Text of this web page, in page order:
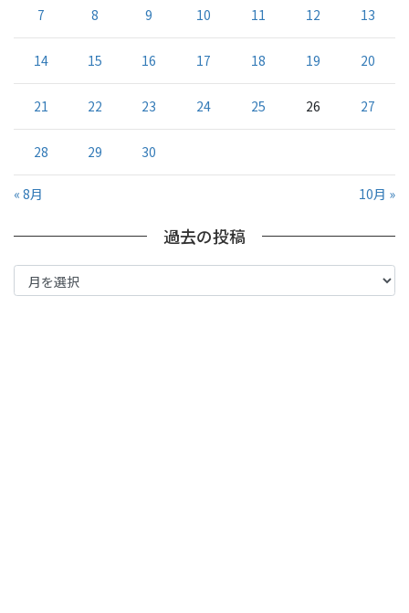
7 8 9 10 11 12 13
14 15 16 17 18 19 20
21 22 23 24 25 26 27
28 29 30
« 8月 10月 »
過去の投稿
去